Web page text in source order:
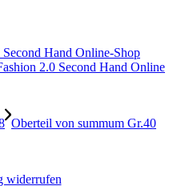
Hand Online-Shop
2.0 Second Hand Online
Oberteil von summum Gr.40
widerrufen